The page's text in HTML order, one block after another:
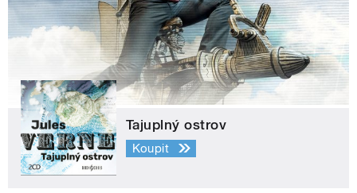
Tajuplný ostrov
Koupit